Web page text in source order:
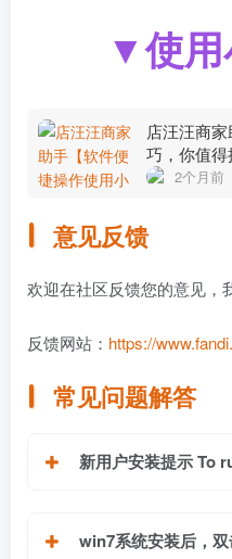
▼使
店汪汪商
巧，你值得
2个月前
意见反馈
欢迎在社区反馈您的意见，
反馈网站： https://
常见问题解答
新用户安装提示 To
win7系统安装后，